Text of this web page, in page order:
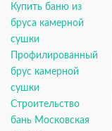
Купить баню из
бруса камерной
сушки
Профилированный
брус камерной
сушки
Строительство
бань Московская